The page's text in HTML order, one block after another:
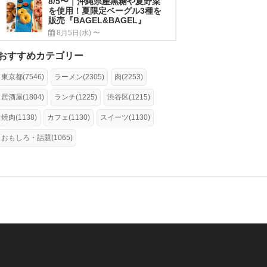
を使用！夏限定ベーグル3種を
販売『BAGEL&BAGEL』
8月5日(水) 〜
すすめカテゴリー
東京都(7546) ラーメン(2305) 肉(2253)
居酒屋(1804) ランチ(1225) 渋谷区(1215)
焼肉(1138) カフェ(1130) スイーツ(1130)
おもしろ・話題(1065)